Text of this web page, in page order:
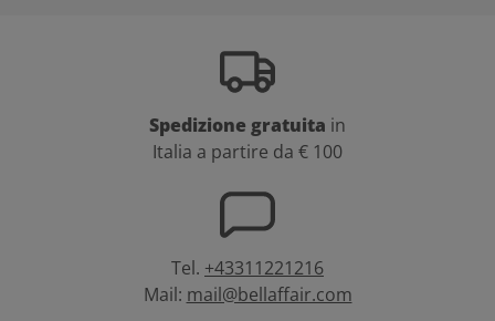
Spedizione gratuita in
Italia a partire da € 100
Tel. +43311221216
Mail: mail@bellaffair.com